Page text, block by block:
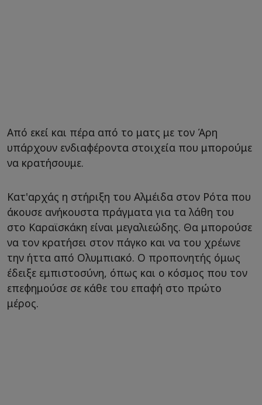
Από εκεί και πέρα από το ματς με τον Άρη
υπάρχουν ενδιαφέροντα στοιχεία που μπορούμε
να κρατήσουμε.
Κατ'αρχάς η στήριξη του Αλμέιδα στον Ρότα που
άκουσε ανήκουστα πράγματα για τα λάθη του
στο Καραϊσκάκη είναι μεγαλιεώδης. Θα μπορούσε
να τον κρατήσει στον πάγκο και να του χρέωνε
την ήττα από Ολυμπιακό. Ο προπονητής όμως
έδειξε εμπιστοσύνη, όπως και ο κόσμος που τον
επεφημούσε σε κάθε του επαφή στο πρώτο
μέρος.